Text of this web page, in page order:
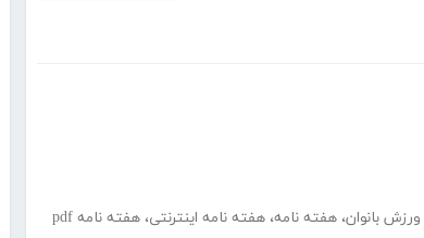
ورزش بانوان، هفته نامه، هفته نامه اینترنتی، هفته نامه pdf